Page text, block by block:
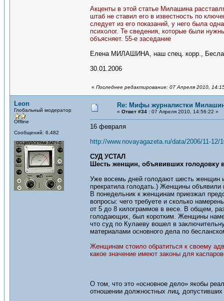
Акценты в этой статье Милашина
штаб не ставил его в известность по
следует из его показаний, у него была
психолог. Те сведения, которые были
объясняет. 55-е заседание
Елена МИЛАШИНА, наш спец. корр.,
30.01.2006
« Последнее редактирование: 07 Апреля 2010,
Leon
Глобальный модератор
Offline
Сообщений: 6,482
Re: Мифы журналистки
« Ответ #34 : 07 Апреля 2010, 14:56:22 »
16 февраля
http://www.novayagazeta.ru/data/2006/11-12/
СУД УСТАЛ
Шесть женщин, объявивших голодовку в
Уже восемь дней голодают шесть женщин
прекратила голодать.) Женщины объявили
В понедельник к женщинам приезжал
вопросы: чего требуете и сколько
от 5 до 8 килограммов в весе. В общем,
голодающих, был коротким. Женщины
что суд по Кулаеву вошел в
материалами основного дела по
Женщинам стоило обратиться к своему
какое значение имеют законы для
О том, что это «основное дело» якобы
отношении должностных лиц,